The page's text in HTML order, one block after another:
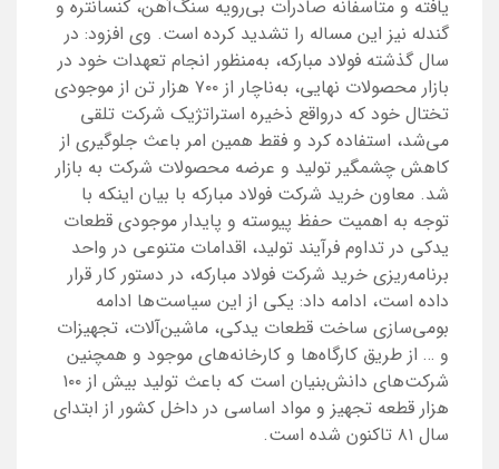
‌یافته و متاسفانه صادرات بی‌رویه سنگ‌آهن، کنسانتره و
گندله نیز این مساله را تشدید کرده است. وی افزود: در
سال گذشته فولاد مبارکه، به‌منظور انجام تعهدات خود در
بازار محصولات نهایی، به‌ناچار از ۷۰۰ هزار تن از موجودی
تختال خود که درواقع ذخیره استراتژیک شرکت تلقی
می‌شد، استفاده کرد و فقط همین امر باعث جلوگیری از
کاهش چشمگیر تولید و عرضه محصولات شرکت به بازار
شد. معاون خرید شرکت فولاد مبارکه با بیان اینکه با
توجه به اهمیت حفظ پیوسته و پایدار موجودی قطعات
یدکی در تداوم فرآیند تولید، اقدامات متنوعی در واحد
برنامه‌ریزی خرید شرکت فولاد مبارکه، در دستور کار قرار
داده است، ادامه داد: یکی از این سیاست‌ها ادامه
بومی‌سازی ساخت قطعات یدکی، ماشین‌آلات، تجهیزات
و … از طریق کارگاه‌ها و کارخانه‌های موجود و همچنین
شرکت‌های دانش‌بنیان است که باعث تولید بیش از ۱۰۰
هزار قطعه تجهیز و مواد اساسی در داخل کشور از ابتدای
سال ۸۱ تاکنون شده است.